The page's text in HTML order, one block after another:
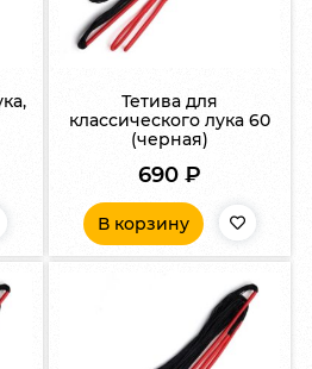
Тетива для
классического лука 60
(черная)
690 ₽
В корзину